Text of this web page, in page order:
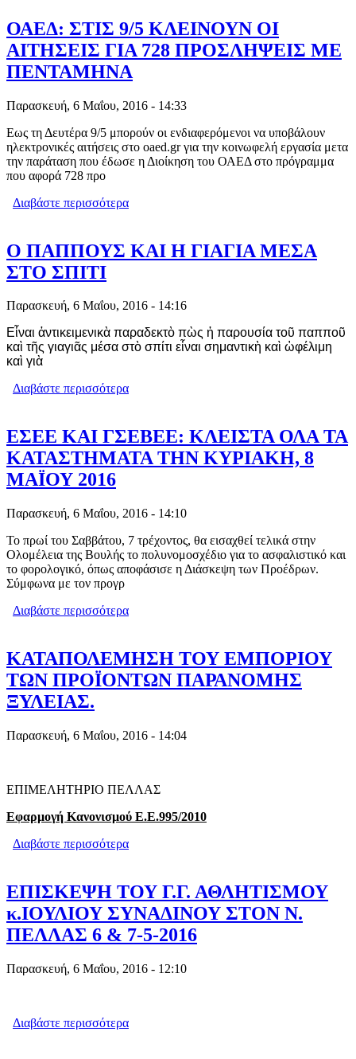
ΔΗΛΩΣΕΙΣΣ
ΟΑΕΔ: ΣΤΙΣ 9/5 ΚΛΕΙΝΟΥΝ ΟΙ
ΑΙΤΗΣΕΙΣ ΓΙΑ 728 ΠΡΟΣΛΗΨΕΙΣ ΜΕ
ΠΕΝΤΑΜΗΝΑ
Παρασκευή, 6 Μαΐου, 2016 - 14:33
Εως τη Δευτέρα 9/5 μπορούν οι ενδιαφερόμενοι να υποβάλουν
ηλεκτρονικές αιτήσεις στο oaed.gr για την κοινωφελή εργασία μετα
την παράταση που έδωσε η Διοίκηση του ΟΑΕΔ στο πρόγραμμα
που αφορά 728 προ
Διαβάστε περισσότερα
Ο ΠΑΠΠΟΥΣ ΚΑΙ Η ΓΙΑΓΙΑ ΜΕΣΑ
ΣΤΟ ΣΠΙΤΙ
Παρασκευή, 6 Μαΐου, 2016 - 14:16
Εἶναι ἀντικειμενικὰ παραδεκτὸ πὼς ἡ παρουσία τοῦ παπποῦ
καὶ τῆς γιαγιᾶς μέσα στὸ σπίτι εἶναι σημαντικὴ καὶ ὠφέλιμη
καὶ γιὰ
Διαβάστε περισσότερα
ΕΣΕΕ ΚΑΙ ΓΣΕΒΕΕ: ΚΛΕΙΣΤΑ ΟΛΑ ΤΑ
ΚΑΤΑΣΤΗΜΑΤΑ ΤΗΝ ΚΥΡΙΑΚΗ, 8
ΜΑΪΟΥ 2016
Παρασκευή, 6 Μαΐου, 2016 - 14:10
Το πρωί του Σαββάτου, 7 τρέχοντος, θα εισαχθεί τελικά στην
Ολομέλεια της Βουλής το πολυνομοσχέδιο για το ασφαλιστικό και
το φορολογικό, όπως αποφάσισε η Διάσκεψη των Προέδρων.
Σύμφωνα με τον προγρ
Διαβάστε περισσότερα
ΚΑΤΑΠΟΛΕΜΗΣΗ ΤΟΥ ΕΜΠΟΡΙΟΥ
ΤΩΝ ΠΡΟΪΟΝΤΩΝ ΠΑΡΑΝΟΜΗΣ
ΞΥΛΕΙΑΣ.
Παρασκευή, 6 Μαΐου, 2016 - 14:04
ΕΠΙΜΕΛΗΤΗΡΙΟ ΠΕΛΛΑΣ
Εφαρμογή Κανονισμού Ε.Ε.995/2010
Διαβάστε περισσότερα
ΕΠΙΣΚΕΨΗ ΤΟΥ Γ.Γ. ΑΘΛΗΤΙΣΜΟΥ
κ.ΙΟΥΛΙΟΥ ΣΥΝΑΔΙΝΟΥ ΣΤΟΝ Ν.
ΠΕΛΛΑΣ 6 & 7-5-2016
Παρασκευή, 6 Μαΐου, 2016 - 12:10
Διαβάστε περισσότερα